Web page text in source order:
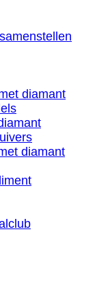
diamant
diamant